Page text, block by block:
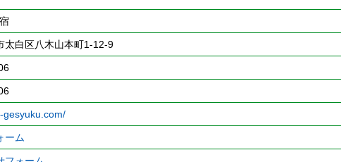
太白区八木山本町1-12-9
gesyuku.com/
ーム